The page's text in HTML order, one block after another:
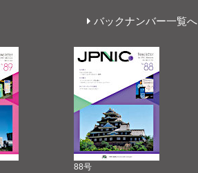
バックナンバー一覧へ
88号